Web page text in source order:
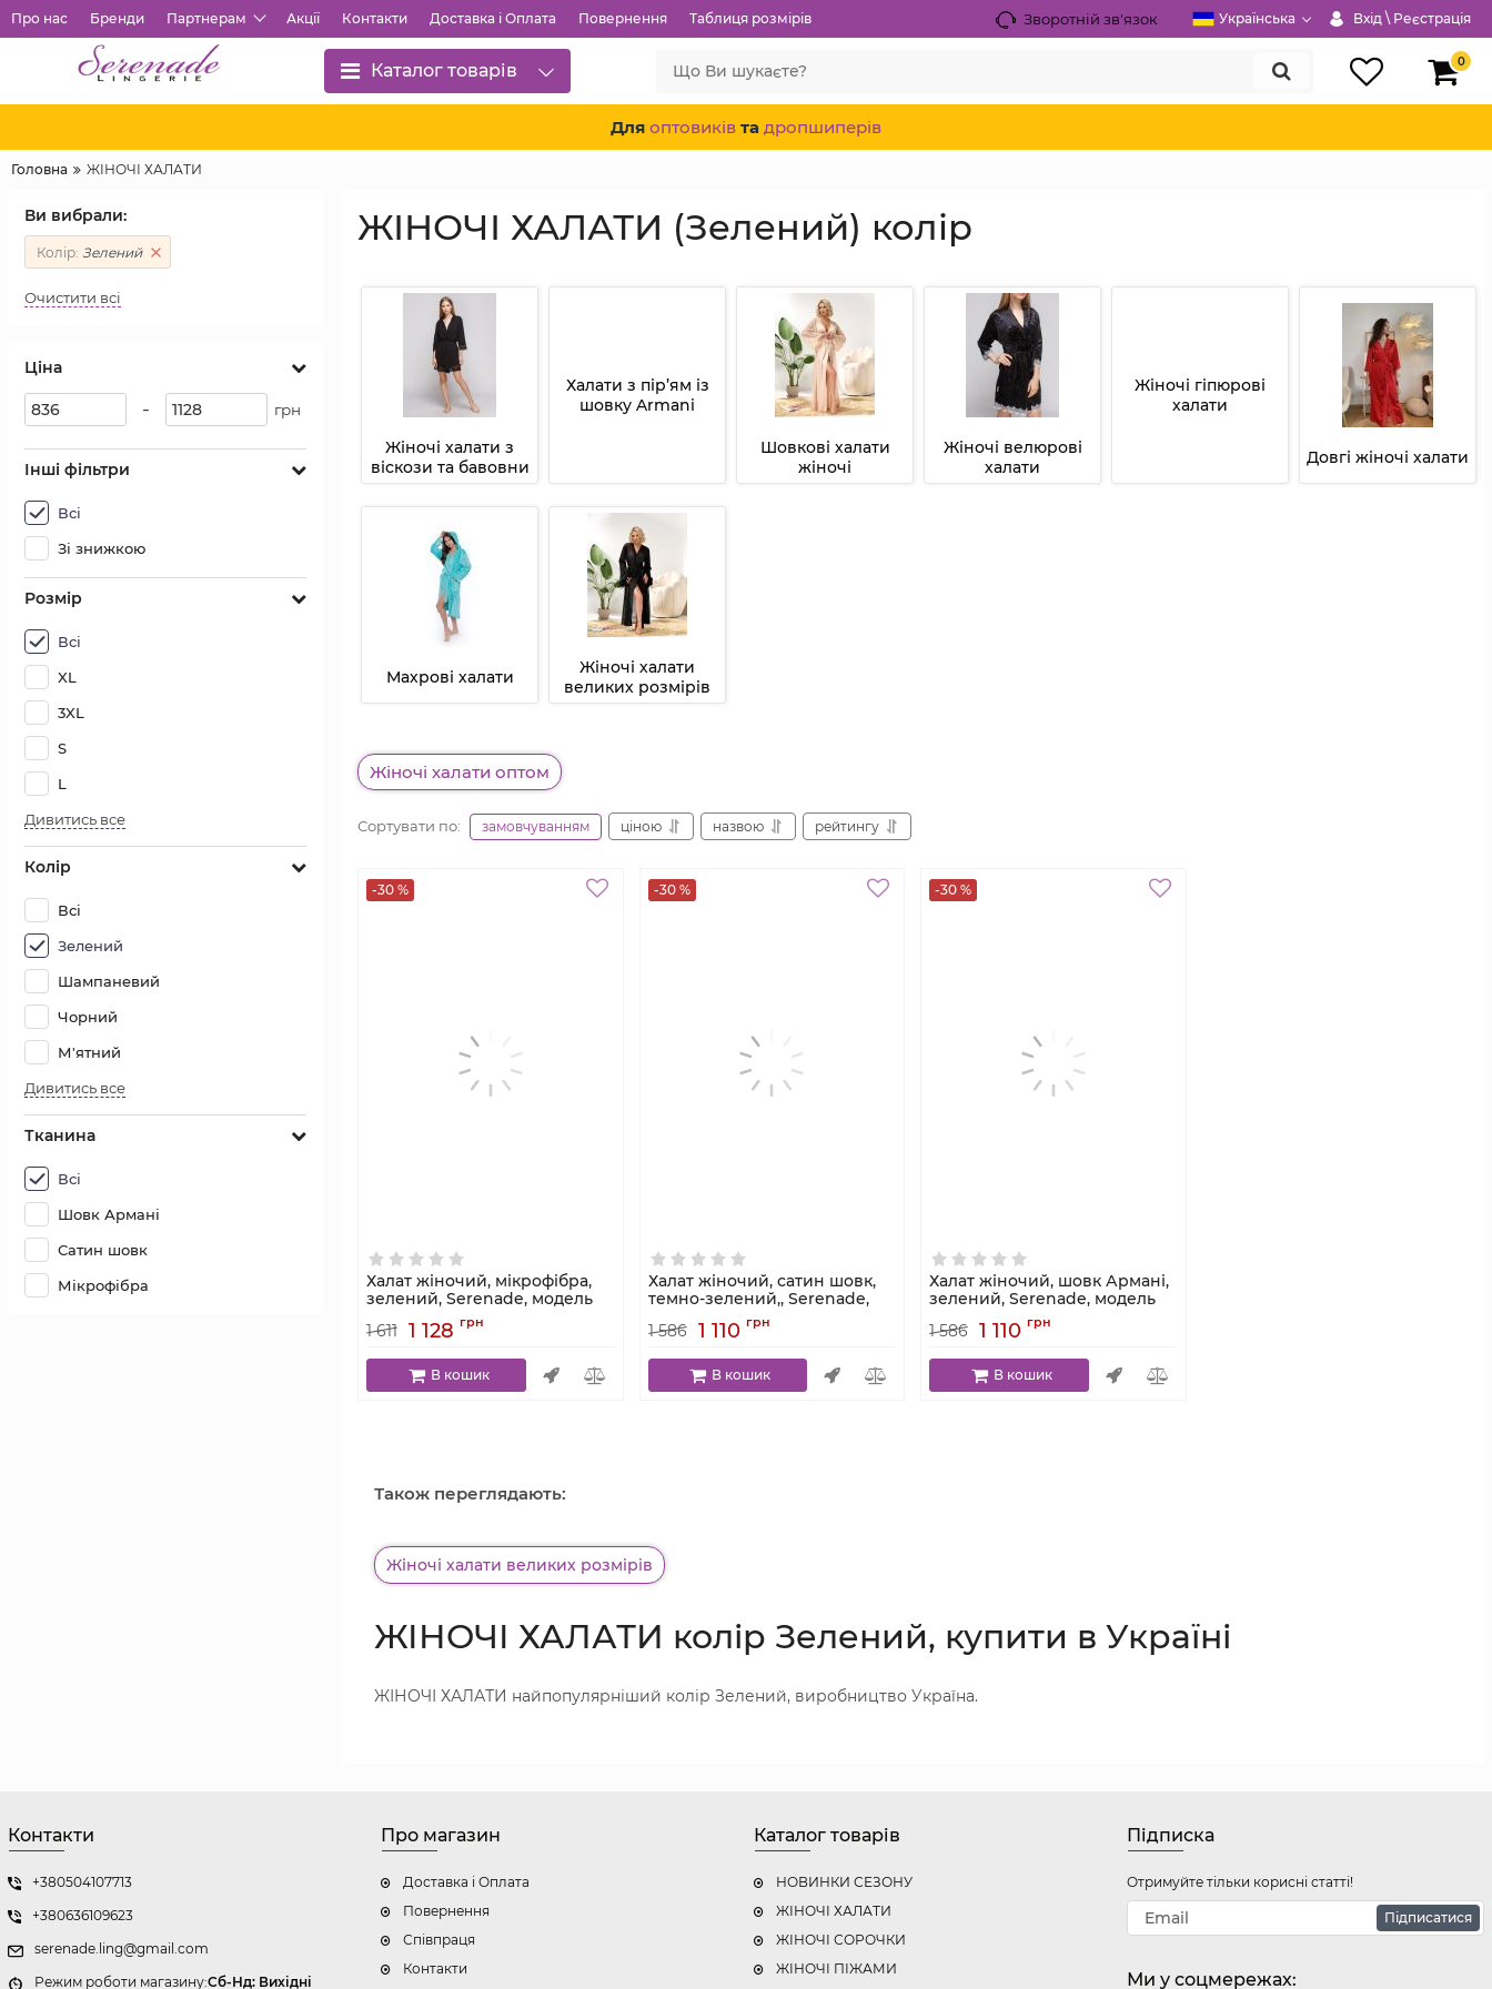
Про нас Бренди Партнерам Акції Контакти Доставка і Оплата Повернення Таблиця розмірів Зворотній зв'язок Українська Вхід \ Реєстрація
Каталог товарів 0
Для оптовиків та дропшиперів
Головна ЖІНОЧІ ХАЛАТИ
Ви вибрали:
Колір: Зелений
Очистити всі
Ціна
- грн
Інші фільтри
Всі
Зі знижкою
Розмір
Всі
XL
3XL
S
L
Дивитись все
Колір
Всі
Зелений
Шампаневий
Чорний
М'ятний
Дивитись все
Тканина
Всі
Шовк Армані
Сатин шовк
Мікрофібра
ЖІНОЧІ ХАЛАТИ (Зелений) колір
Жіночі халати з
віскози та бавовни
Халати з пір’ям із
шовку Armani
Шовкові халати
жіночі
Жіночі велюрові
халати
Жіночі гіпюрові
халати
Довгі жіночі халати
Махрові халати
Жіночі халати
великих розмірів
Жіночі халати оптом
Сортувати по: замовчуванням ціною назвою рейтингу
-30 %
Халат жіночий, мікрофібра,
зелений, Serenade, модель
Артикул:4009
1 611 1 128 грн
В кошик
-30 %
Халат жіночий, сатин шовк,
темно-зелений,, Serenade,
Артикул: 471
1 586 1 110 грн
В кошик
-30 %
Халат жіночий, шовк Армані,
зелений, Serenade, модель
Артикул: 501
1 586 1 110 грн
В кошик
Також переглядають:
Жіночі халати великих розмірів
ЖІНОЧІ ХАЛАТИ колір Зелений, купити в Україні
ЖІНОЧІ ХАЛАТИ найпопулярніший колір Зелений, виробництво Україна.
Контакти
+380504107713
+380636109623
serenade.ling@gmail.com
Режим роботи магазину:Cб-Нд: Вихідні
Про магазин
Доставка і Оплата
Повернення
Співпраця
Контакти
Каталог товарів
НОВИНКИ СЕЗОНУ
ЖІНОЧІ ХАЛАТИ
ЖІНОЧІ СОРОЧКИ
ЖІНОЧІ ПІЖАМИ
Підписка
Отримуйте тільки корисні статті!
Підписатися
Ми у соцмережах: